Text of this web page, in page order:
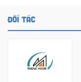
ĐỐI TÁC